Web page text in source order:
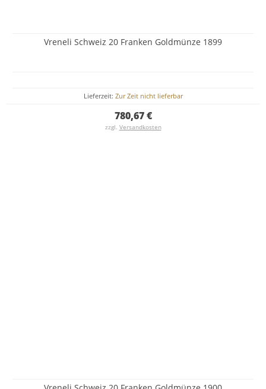
Vreneli Schweiz 20 Franken Goldmünze 1899
Lieferzeit: Zur Zeit nicht lieferbar
780,67 €
zzgl. Versandkosten